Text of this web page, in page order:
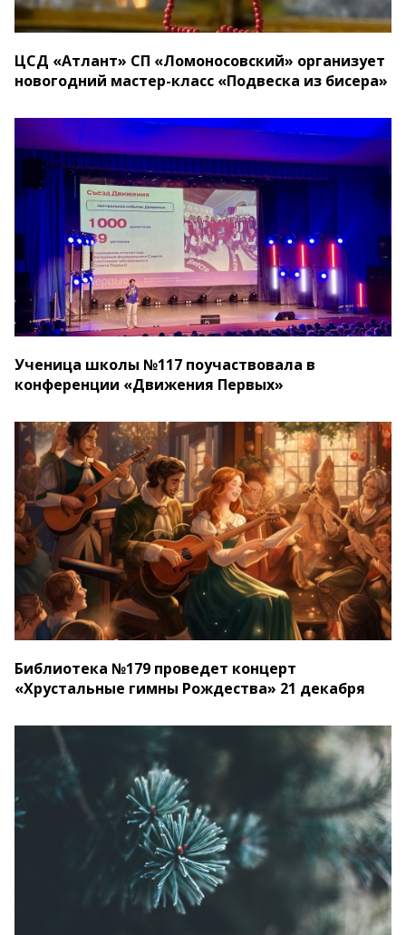
ЦСД «Атлант» СП «Ломоносовский» организует
новогодний мастер-класс «Подвеска из бисера»
Ученица школы №117 поучаствовала в
конференции «Движения Первых»
Библиотека №179 проведет концерт
«Хрустальные гимны Рождества» 21 декабря